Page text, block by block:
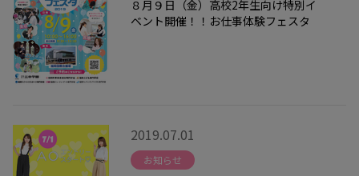
８月９日（金）高校2年生向け特別イ
ベント開催！！お仕事体験フェスタ
2019.07.01
お知らせ